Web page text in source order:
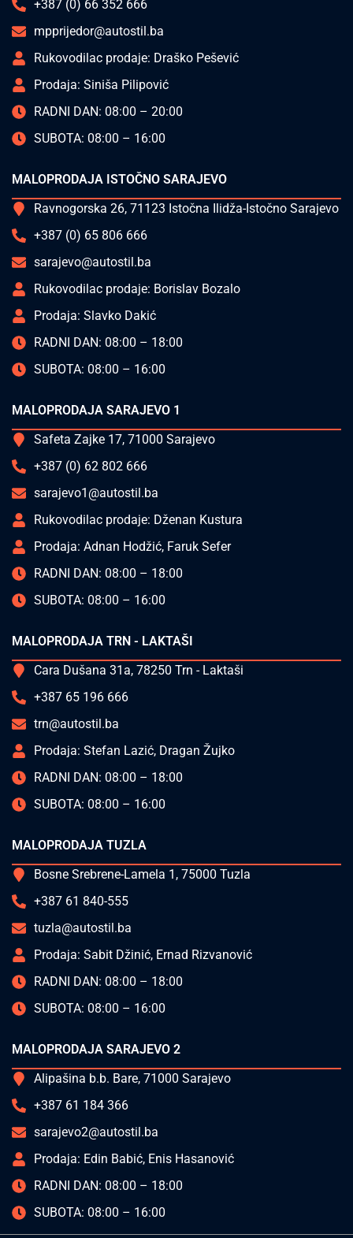
+387 (0) 66 352 666
mpprijedor@autostil.ba
Rukovodilac prodaje: Draško Pešević
Prodaja: Siniša Pilipović
RADNI DAN: 08:00 – 20:00
SUBOTA: 08:00 – 16:00
MALOPRODAJA ISTOČNO SARAJEVO
Ravnogorska 26, 71123 Istočna Ilidža-Istočno Sarajevo
+387 (0) 65 806 666
sarajevo@autostil.ba
Rukovodilac prodaje: Borislav Bozalo
Prodaja: Slavko Dakić
RADNI DAN: 08:00 – 18:00
SUBOTA: 08:00 – 16:00
MALOPRODAJA SARAJEVO 1
Safeta Zajke 17, 71000 Sarajevo
+387 (0) 62 802 666
sarajevo1@autostil.ba
Rukovodilac prodaje: Dženan Kustura
Prodaja: Adnan Hodžić, Faruk Sefer
RADNI DAN: 08:00 – 18:00
SUBOTA: 08:00 – 16:00
MALOPRODAJA TRN - LAKTAŠI
Cara Dušana 31a, 78250 Trn - Laktaši
+387 65 196 666
trn@autostil.ba
Prodaja: Stefan Lazić, Dragan Žujko
RADNI DAN: 08:00 – 18:00
SUBOTA: 08:00 – 16:00
MALOPRODAJA TUZLA
Bosne Srebrene-Lamela 1, 75000 Tuzla
+387 61 840-555
tuzla@autostil.ba
Prodaja: Sabit Džinić, Ernad Rizvanović
RADNI DAN: 08:00 – 18:00
SUBOTA: 08:00 – 16:00
MALOPRODAJA SARAJEVO 2
Alipašina b.b. Bare, 71000 Sarajevo
+387 61 184 366
sarajevo2@autostil.ba
Prodaja: Edin Babić, Enis Hasanović
RADNI DAN: 08:00 – 18:00
SUBOTA: 08:00 – 16:00